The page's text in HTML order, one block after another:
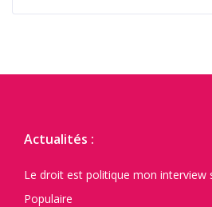
Actualités :
Le droit est politique mon interview
Populaire